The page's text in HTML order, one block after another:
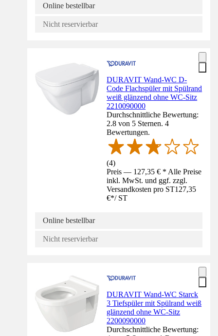
Online bestellbar
Nicht reservierbar
DURAVIT Wand-WC D-
Code Flachspüler mit Spülrand
weiß glänzend ohne WC-Sitz
2210090000
Durchschnittliche Bewertung:
2.8 von 5 Sternen. 4
Bewertungen.
(4)
Preis — 127,35 € * Alle Preise
inkl. MwSt. und ggf. zzgl.
Versandkosten pro ST127,35
€*/ ST
Online bestellbar
Nicht reservierbar
DURAVIT Wand-WC Starck
3 Tiefspüler mit Spülrand weiß
glänzend ohne WC-Sitz
2200090000
Durchschnittliche Bewertung: